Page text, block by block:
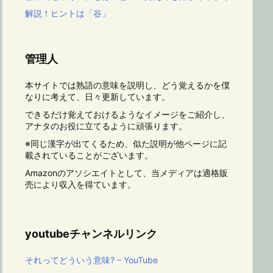
解説！ヒントは「谷」
管理人
本サイトでは熟語の意味を説明し、どう覚えるかを僕
なりに考えて、日々更新しています。
できるだけ覚えておけるようなイメージをご紹介し、
アナタのお役に立てるように頑張ります。
※同じ漢字が出てくるため、似た説明が他ページに記
載されていることがございます。
Amazonのアソシエイトとして、当メディアは適格販
売により収入を得ています。
youtubeチャンネルリンク
それってどういう意味? – YouTube